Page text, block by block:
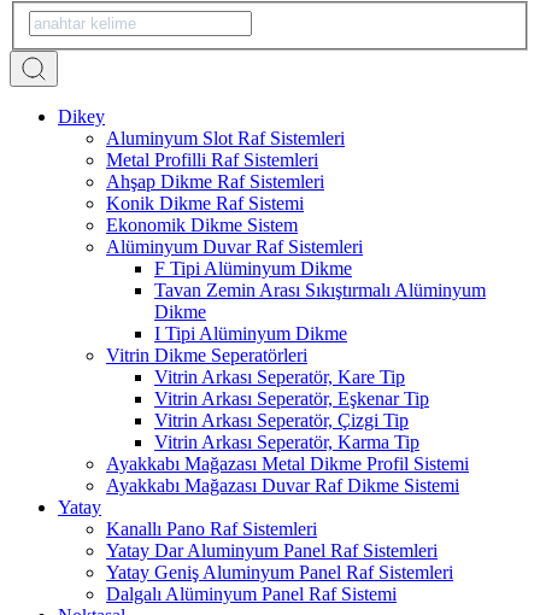
Dikey
Aluminyum Slot Raf Sistemleri
Metal Profilli Raf Sistemleri
Ahşap Dikme Raf Sistemleri
Konik Dikme Raf Sistemi
Ekonomik Dikme Sistem
Alüminyum Duvar Raf Sistemleri
F Tipi Alüminyum Dikme
Tavan Zemin Arası Sıkıştırmalı Alüminyum
Dikme
I Tipi Alüminyum Dikme
Vitrin Dikme Seperatörleri
Vitrin Arkası Seperatör, Kare Tip
Vitrin Arkası Seperatör, Eşkenar Tip
Vitrin Arkası Seperatör, Çizgi Tip
Vitrin Arkası Seperatör, Karma Tip
Ayakkabı Mağazası Metal Dikme Profil Sistemi
Ayakkabı Mağazası Duvar Raf Dikme Sistemi
Yatay
Kanallı Pano Raf Sistemleri
Yatay Dar Aluminyum Panel Raf Sistemleri
Yatay Geniş Aluminyum Panel Raf Sistemleri
Dalgalı Alüminyum Panel Raf Sistemi